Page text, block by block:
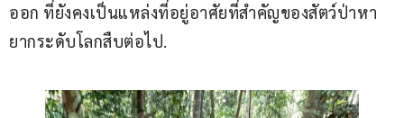
ออก ที่ยังคงเป็นแหล่งที่อยู่อาศัยที่สำคัญของสัตว์ป่าหา
ยากระดับโลกสืบต่อไป.